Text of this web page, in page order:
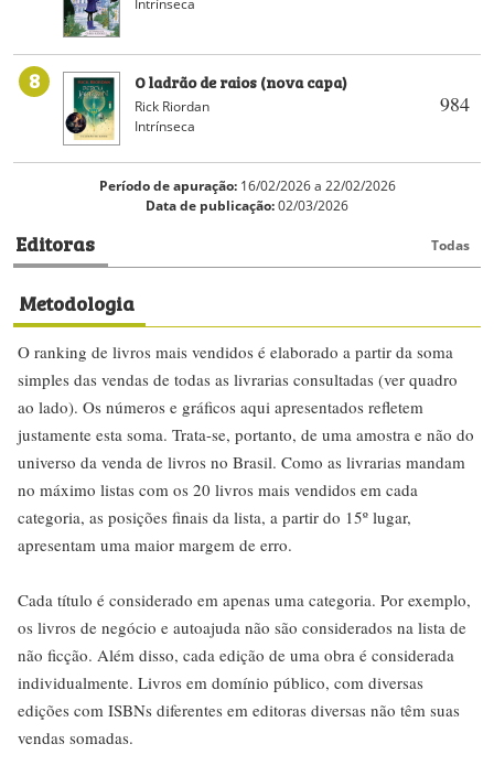
Intrínseca
8
984
O ladrão de raios (nova capa)
Rick Riordan
Intrínseca
Período de apuração:16/02/2026 a 22/02/2026
Data de publicação:02/03/2026
Editoras Todas
Metodologia
O ranking de livros mais vendidos é elaborado a partir da soma
simples das vendas de todas as livrarias consultadas (ver quadro
ao lado). Os números e gráficos aqui apresentados refletem
justamente esta soma. Trata-se, portanto, de uma amostra e não do
universo da venda de livros no Brasil. Como as livrarias mandam
no máximo listas com os 20 livros mais vendidos em cada
categoria, as posições finais da lista, a partir do 15º lugar,
apresentam uma maior margem de erro.
Cada título é considerado em apenas uma categoria. Por exemplo,
os livros de negócio e autoajuda não são considerados na lista de
não ficção. Além disso, cada edição de uma obra é considerada
individualmente. Livros em domínio público, com diversas
edições com ISBNs diferentes em editoras diversas não têm suas
vendas somadas.